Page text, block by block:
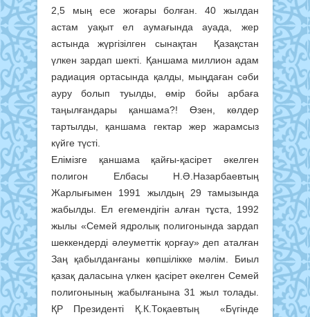
2,5 мың есе жоғары болған. 40 жылдан
астам уақыт ел аумағында ауада, жер
астында жүргізілген сынақтан Қазақстан
үлкен зардап шекті. Қаншама миллион адам
радиация ортасында қалды, мыңдаған сәби
ауру болып туылды, өмір бойы арбаға
таңылғандары қаншама?! Өзен, көлдер
тартылды, қаншама гектар жер жарамсыз
күйге түсті.
Елімізге қаншама қайғы-қасірет әкелген
полигон Елбасы Н.Ә.Назарбаевтың
Жарлығымен 1991 жылдың 29 тамызында
жабылды. Ел егемендігін алған тұста, 1992
жылы «Семей ядролық полигонында зардап
шеккендерді әлеуметтік қорғау» деп аталған
Заң қабылданғаны көпшілікке мәлім. Биыл
қазақ даласына үлкен қасірет әкелген Семей
полигонының жабылғанына 31 жыл толады.
ҚР Президенті Қ.К.Тоқаевтың «Бүгінде